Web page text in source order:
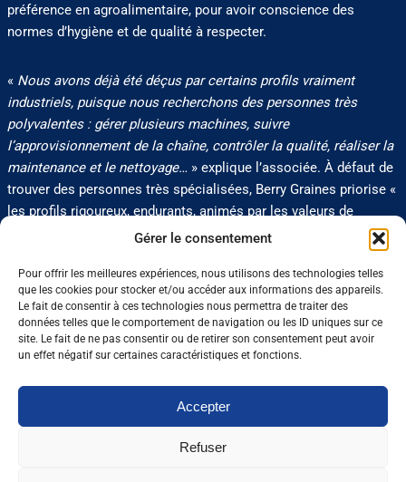
Gérer le consentement
Pour offrir les meilleures expériences, nous utilisons des technologies telles
que les cookies pour stocker et/ou accéder aux informations des appareils.
Le fait de consentir à ces technologies nous permettra de traiter des
données telles que le comportement de navigation ou les ID uniques sur ce
site. Le fait de ne pas consentir ou de retirer son consentement peut avoir
un effet négatif sur certaines caractéristiques et fonctions.
Accepter
Refuser
préférence en agroalimentaire, pour avoir conscience des
normes d’hygiène et de qualité à respecter.
« Nous avons déjà été déçus par certains profils vraiment
industriels, puisque nous recherchons des personnes très
polyvalentes : gérer plusieurs machines, suivre
l’approvisionnement de la chaîne, contrôler la qualité, réaliser la
maintenance et le nettoyage… » explique l’associée. À défaut de
trouver des personnes très spécialisées, Berry Graines priorise «
les profils rigoureux, endurants, animés par les valeurs de
l’entreprise de dimension familiale et sensibles à la production
— Amélie DI BELLA (Tribune Verte 3038)
0 J'aime
Nos dernières sorties :